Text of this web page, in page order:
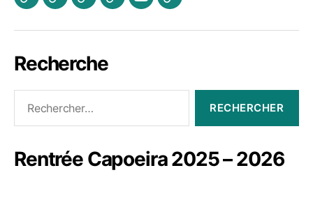
Actualités
Les
A
PhotosVidéoContactez
Recherche
Rentrée Capoeira 2025 – 2026